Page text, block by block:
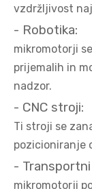
vzdržljivost
- Robotika:
mikromotorji
prijemalih in
nadzor.
- CNC stroji:
Ti stroji se
pozicioniranje
-
mikromotorji